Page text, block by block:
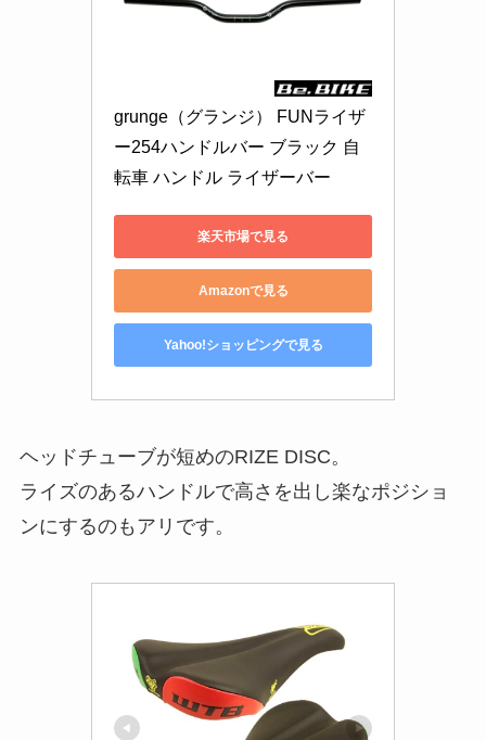
grunge（グランジ） FUNライザ
ー254ハンドルバー ブラック 自
転車 ハンドル ライザーバー
楽天市場で見る
Amazonで見る
Yahoo!ショッピングで見る
ヘッドチューブが短めのRIZE DISC。
ライズのあるハンドルで高さを出し楽なポジショ
ンにするのもアリです。